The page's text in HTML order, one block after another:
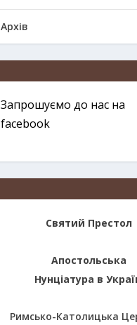
Архів
Запрошуємо до нас на
facebook
Святий Престол
Апостольська
Нунціатура в
Римсько-Католицька